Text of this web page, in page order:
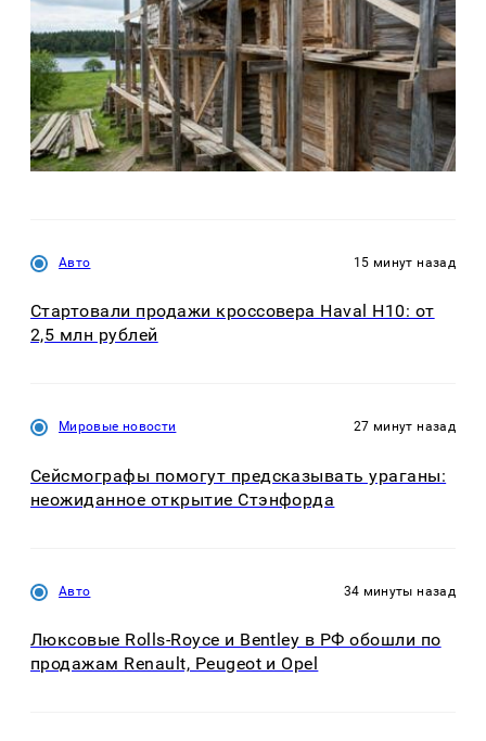
Авто 15 минут назад
Стартовали продажи кроссовера Haval H10: от
2,5 млн рублей
Мировые новости 27 минут назад
Сейсмографы помогут предсказывать ураганы:
неожиданное открытие Стэнфорда
Авто 34 минуты назад
Люксовые Rolls-Royce и Bentley в РФ обошли по
продажам Renault, Peugeot и Opel